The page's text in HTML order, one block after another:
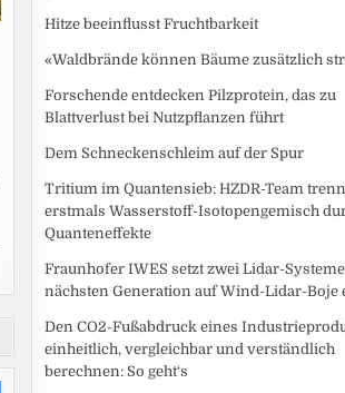
Hitze beeinflusst Fruchtbarkeit
«Waldbrände können Bäume zusätzlich
Forschende entdecken Pilzprotein, das zu
Blattverlust bei Nutzpflanzen führt
Dem Schneckenschleim auf der Spur
Tritium im Quantensieb: HZDR-Team
erstmals Wasserstoff-Isotopengemisch
Quanteneffekte
Fraunhofer IWES setzt zwei Lidar-
nächsten Generation auf Wind-Lidar-Boje
Den CO2-Fußabdruck eines
einheitlich, vergleichbar und verständlich
berechnen: So geht‘s